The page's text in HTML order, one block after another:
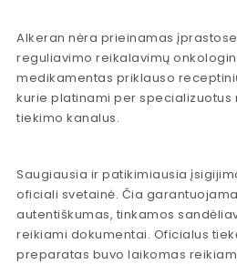
Alkeran nėra prieinamas
reguliavimo reikalavimų
medikamentas priklauso
kurie platinami per specializuotus
tiekimo kanalus.
Saugiausia ir patikimiausia
oficiali svetainė. Čia
autentiškumas, tinkamos
reikiami dokumentai. Oficialus
preparatas buvo laikomas